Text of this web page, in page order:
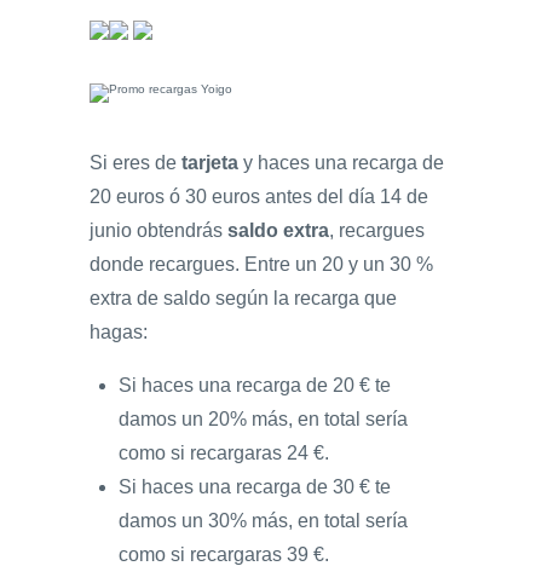
Si eres de tarjeta y haces una recarga de
20 euros ó 30 euros antes del día 14 de
junio obtendrás saldo extra, recargues
donde recargues. Entre un 20 y un 30 %
extra de saldo según la recarga que
hagas:
Si haces una recarga de 20 € te
damos un 20% más, en total sería
como si recargaras 24 €.
Si haces una recarga de 30 € te
damos un 30% más, en total sería
como si recargaras 39 €.